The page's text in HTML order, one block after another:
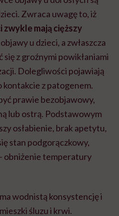
Zwraca uwagę to, iż
mają cięższy
u dzieci, a zwłaszcza
z groźnymi powikłaniami
Dolegliwości pojawiają
kontakcie z patogenem.
prawie bezobjawowy,
lub ostrą. Podstawowym
osłabienie, brak apetytu,
stan podgorączkowy,
obniżenie temperatury
wodnistą konsystencję i
śluzu i krwi.